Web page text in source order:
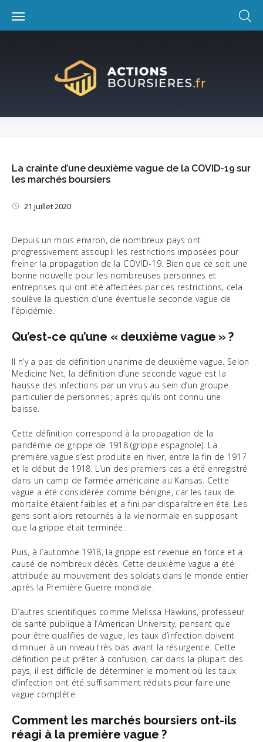
content
La crainte d’une deuxième vague de la COVID-19 sur
les marchés boursiers
21 juillet 2020
Depuis un mois environ, de nombreux pays ont
progressivement assoupli les restrictions imposées pour
freiner la propagation de la COVID-19. Bien que ce soit une
bonne nouvelle pour les nombreuses personnes et
entreprises qui ont été affectées par ces restrictions, cela
soulève la question d’une éventuelle seconde vague de
l’épidémie.
Qu’est-ce qu’une « deuxième vague » ?
Il n’y a pas de définition unanime de deuxième vague. Selon
Medicine Net, la définition d’une seconde vague est la
hausse des infections par un virus au sein d’un groupe
particulier de personnes ; après qu’ils ont connu une
baisse.
Cette définition correspond à la propagation de la
pandémie de grippe de 1918 (grippe espagnole). La
première vague s’est produite en hiver, entre la fin de 1917
et le début de 1918. L’un des premiers cas a été enregistré
dans un camp de l’armée américaine au Kansas. Cette
vague a été considérée comme bénigne, car les taux de
mortalité étaient faibles et a fini par disparaître en été. Les
gens sont alors retournés à la vie normale en supposant
que la grippe était terminée.
Puis, à l’automne 1918, la grippe est revenue en force et a
causé de nombreux décès. Cette deuxième vague a été
attribuée au mouvement des soldats dans le monde entier
après la Première Guerre mondiale.
D’autres scientifiques comme Melissa Hawkins, professeur
de santé publique à l’American University, pensent que
pour être qualifiés de vague, les taux d’infection doivent
diminuer à un niveau très bas avant la résurgence. Cette
définition peut prêter à confusion, car dans la plupart des
pays, il est difficile de déterminer le moment où les taux
d’infection ont été suffisamment réduits pour faire une
vague complète.
Comment les marchés boursiers ont-ils
réagi à la première vague ?